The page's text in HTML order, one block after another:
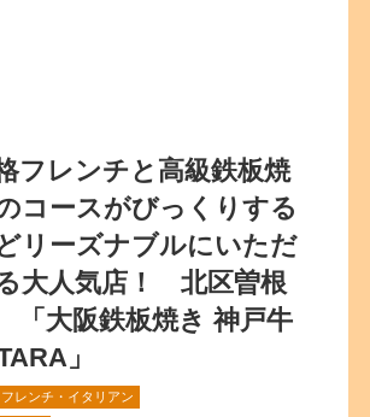
フレンチと高級鉄板焼
コースがびっくりする
リーズナブルにいただ
大人気店！ 北区曽根
大阪鉄板焼き 神戸牛
」
フレンチ・イタリアン